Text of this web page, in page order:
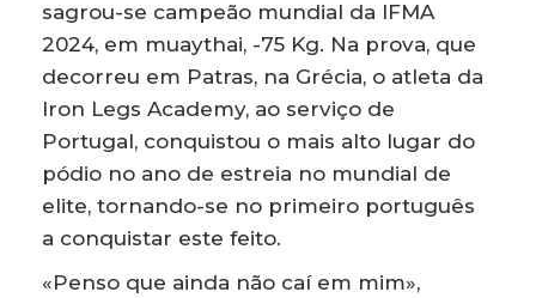
sagrou-se campeão mundial da IFMA
2024, em muaythai, -75 Kg. Na prova, que
decorreu em Patras, na Grécia, o atleta da
Iron Legs Academy, ao serviço de
Portugal, conquistou o mais alto lugar do
pódio no ano de estreia no mundial de
elite, tornando-se no primeiro português
a conquistar este feito.
«Penso que ainda não caí em mim»,